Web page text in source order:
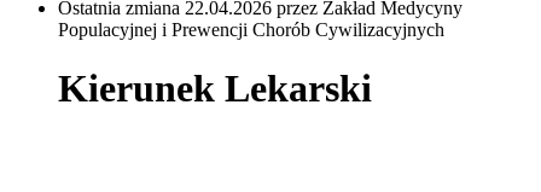
Ostatnia zmiana 22.04.2026 przez Zakład Medycyny
Populacyjnej i Prewencji Chorób Cywilizacyjnych
Kierunek Lekarski